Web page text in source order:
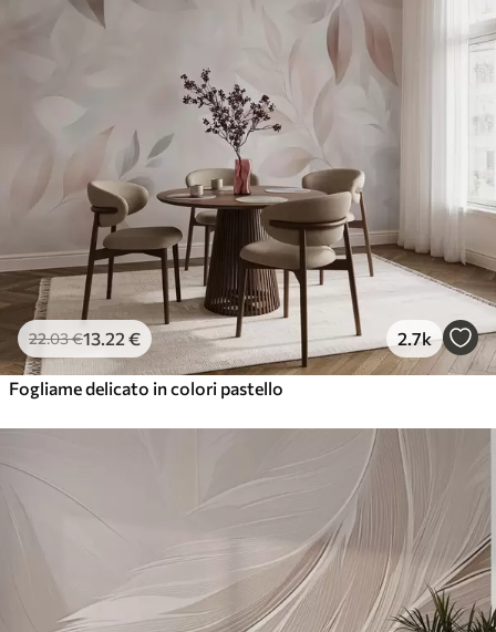
22.03€13 .22 € 2.7k
Fogliame delicato in colori pastello